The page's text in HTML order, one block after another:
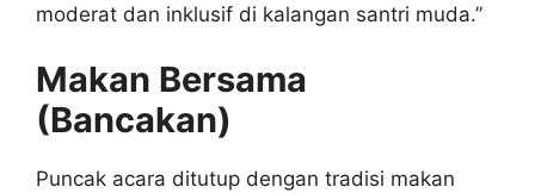
moderat dan inklusif di kalangan santri muda.”
Makan Bersama
(Bancakan)
Puncak acara ditutup dengan tradisi makan